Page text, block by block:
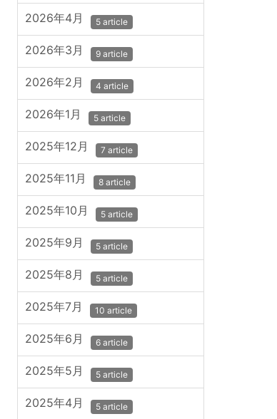
2026年4月 5 article
2026年3月 9 article
2026年2月 4 article
2026年1月 5 article
2025年12月 7 article
2025年11月 8 article
2025年10月 5 article
2025年9月 5 article
2025年8月 5 article
2025年7月 10 article
2025年6月 6 article
2025年5月 5 article
2025年4月 5 article